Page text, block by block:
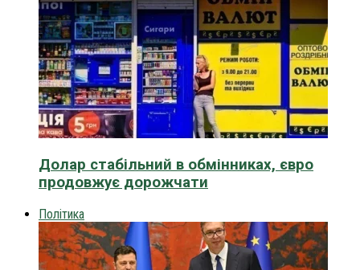
Долар стабільний в обмінниках, євро
продовжує дорожчати
Політика